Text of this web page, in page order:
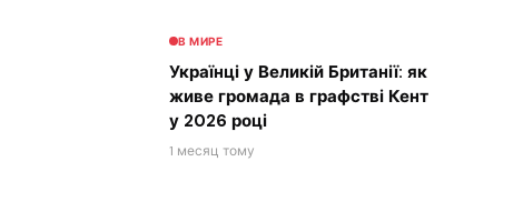
В МИРЕ
Українці у Великій Британії: як
живе громада в графстві Кент
у 2026 році
1 месяц тому